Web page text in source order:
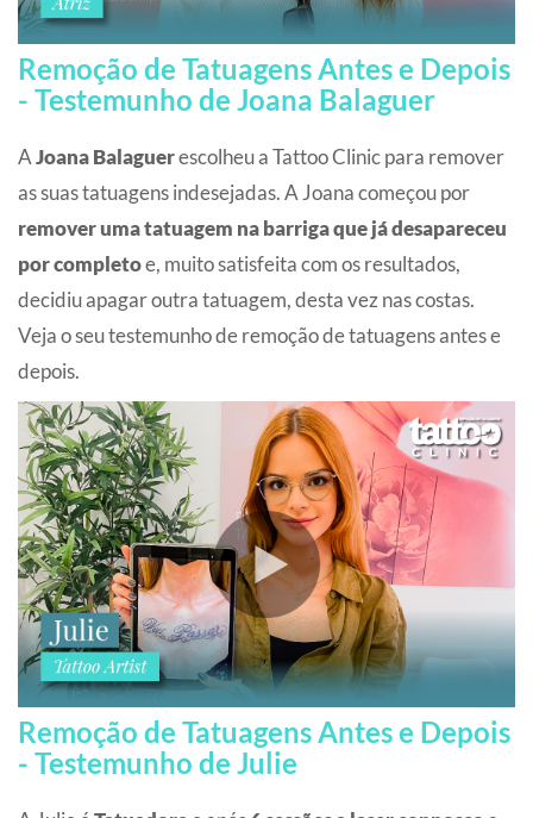
Remoção de Tatuagens Antes e Depois
- Testemunho de Joana Balaguer
AJoana Balaguerescolheu a Tattoo Clinic para remover
as suas tatuagens indesejadas. A Joana começou por
remover uma tatuagem na barrigaque já desapareceu
por completoe, muito satisfeita com os resultados,
decidiu apagar outra tatuagem, desta vez nas costas.
Veja o seu testemunho de remoção de tatuagens antes e
depois.
Remoção de Tatuagens Antes e Depois
- Testemunho de Julie